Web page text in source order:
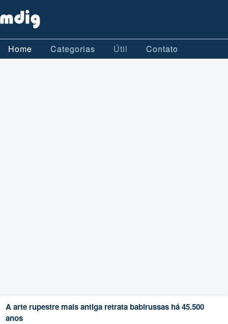
Home Categorias Útil Contato
A arte rupestre mais antiga retrata babirussas há 45.500
anos